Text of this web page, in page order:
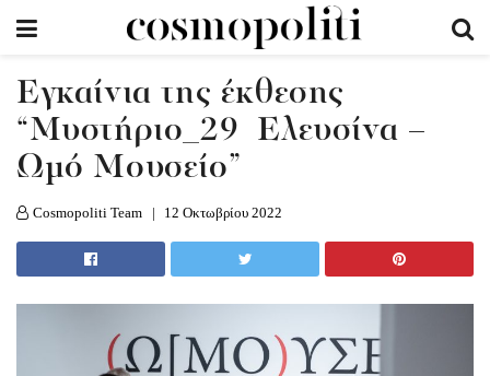
Εγκαίνια της έκθεσης
“Μυστήριο_29 Ελευσίνα –
Ωμό Μουσείο”
Cosmopoliti Team 12 Οκτωβρίου 2022